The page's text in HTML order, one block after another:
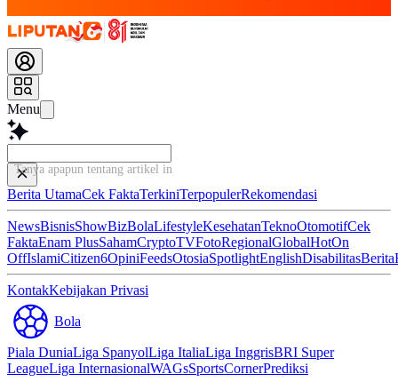
Menu
Tanya apapun tentang artikel ini...
Berita UtamaCek FaktaTerkiniTerpopulerRekomendasi
NewsBisnisShowBizBolaLifestyleKesehatanTeknoOtomotifCek
FaktaEnam PlusSahamCryptoTVFotoRegionalGlobalHotOn
OffIslamiCitizen6OpiniFeedsOtosiaSpotlightEnglishDisabilitasBerita
KontakKebijakan Privasi
Bola
Piala DuniaLiga SpanyolLiga ItaliaLiga InggrisBRI Super
LeagueLiga InternasionalWAGsSportsCornerPrediksi